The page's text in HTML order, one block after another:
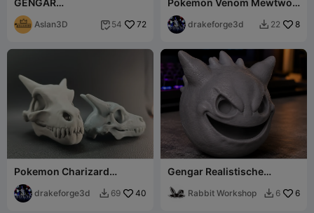
CONTROLLERHOUDER - OP
KLEURAslan3D  54 72
Ultieme Symbiote-evolutie
drakeforge3d  22 8
Pokemon Charizard
Fossiele Schedel – Oude
Draakdrakeforge3d  69 40
Gengar Realistische
Rabbit Workshop  6 6